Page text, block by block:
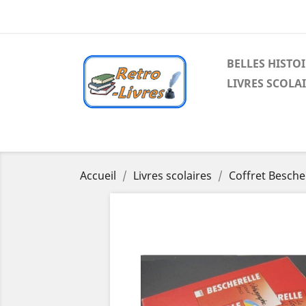
BELLES
LIVRES
Accueil Livres scolaires Coffret